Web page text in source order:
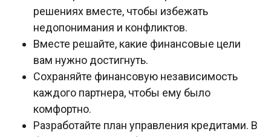
решениях вместе, чтобы избежать
недопонимания и конфликтов.
Вместе решайте, какие финансовые цели
вам нужно достигнуть.
Сохраняйте финансовую независимость
каждого партнера, чтобы ему было
комфортно.
Разработайте план управления кредитами. В